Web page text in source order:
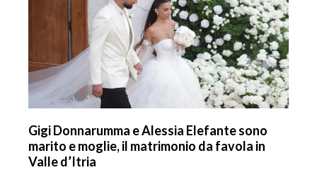
Gigi Donnarumma e Alessia Elefante sono
marito e moglie, il matrimonio da favola in
Valle d’Itria